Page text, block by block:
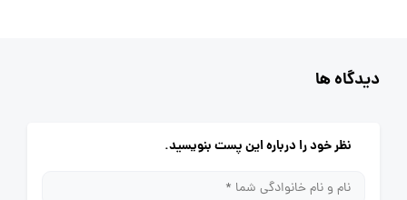
دیدگاه ها
نظر خود را درباره این پست بنویسید.